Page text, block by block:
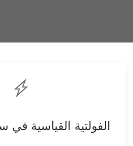
الفولتية القياسية في